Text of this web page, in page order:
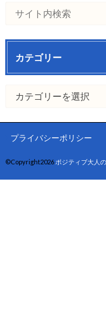
カテゴリー
プライバシーポリシー
©Copyright2026 ポジティブ大人